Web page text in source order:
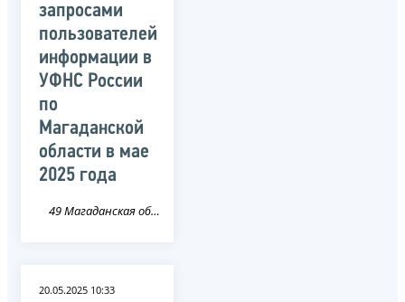
запросами
пользователей
информации в
УФНС России
по
Магаданской
области в мае
2025 года
49 Магаданская область
20.05.2025 10:33